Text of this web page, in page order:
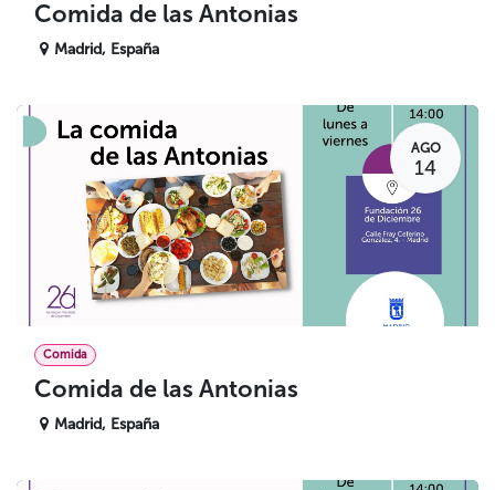
Comida de las Antonias
Madrid, España
AGO
14
Comida
Comida de las Antonias
Madrid, España